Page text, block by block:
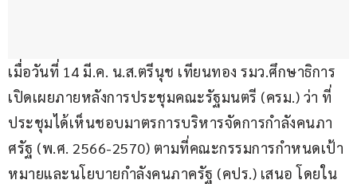
เมื่อวันที่ 14 มี.ค. น.ส.ตรีนุช เทียนทอง รมว.ศึกษาธิการ
เปิดเผยภายหลังการประชุมคณะรัฐมนตรี (ครม.) ว่า ที่
ประชุมได้เห็นชอบมาตรการบริหารจัดการกำลังคนภา
ศรัฐ (พ.ศ. 2566-2570) ตามที่คณะกรรมการกำหนดเป้า
หมายและนโยบายกำลังคนภาครัฐ (คปร.) เสนอ โดยใน